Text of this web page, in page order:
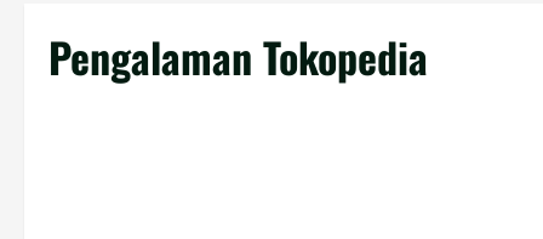
Pengalaman Tokopedia